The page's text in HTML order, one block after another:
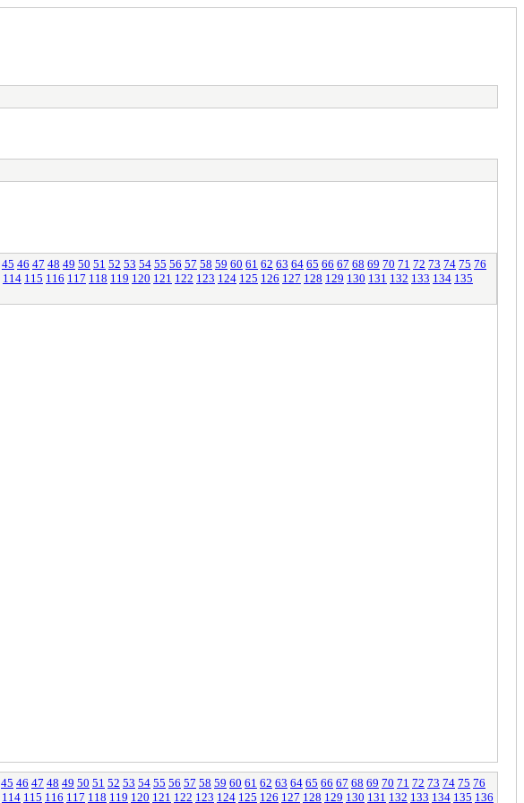
45 46 47 48 49 50 51 52 53 54 55 56 57 58 59 60 61 62 63 64 65 66 67 68 69 70 71 72 73 74 75 76
114 115 116 117 118 119 120 121 122 123 124 125 126 127 128 129 130 131 132 133 134 135
45 46 47 48 49 50 51 52 53 54 55 56 57 58 59 60 61 62 63 64 65 66 67 68 69 70 71 72 73 74 75 76
114 115 116 117 118 119 120 121 122 123 124 125 126 127 128 129 130 131 132 133 134 135 136